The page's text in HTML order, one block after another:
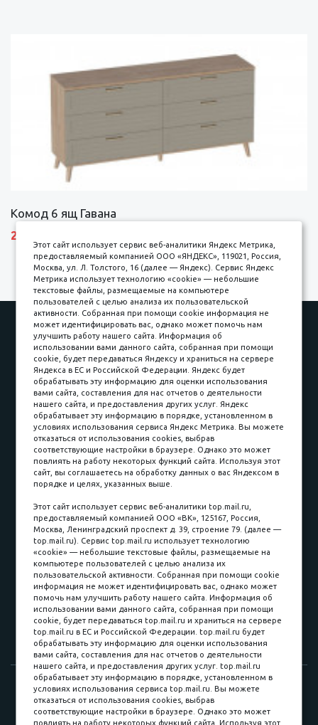
Комод 6 ящ Гавана
27690 р.
Наши работы
Оплата
Доставка и сборка
Гарантии
Карьера в компании
Контакты
Принимаем к оплате
Наличные
пл. Соляная, 6, стр. 16
8 (3822) 60-70-30
8 (3822) 50-39-09
8 (3822) 22-77-68
8 (3822) 50-48-50
8 (3822) 65-42-10
© 2015-2026. Компания «Мебельный куб».
ИП Саворенко Валерий Александрович. Россия, г. Томск, пл.
Соляная, 6 стр. 16, Цокольный этаж
Этот сайт использует сервис веб-аналитики Яндекс Метрика,
предоставляемый компанией ООО «ЯНДЕКС», 119021, Россия,
Москва, ул. Л. Толстого, 16 (далее — Яндекс). Сервис Яндекс
Метрика использует технологию «cookie» — небольшие
текстовые файлы, размещаемые на компьютере
пользователей с целью анализа их пользовательской
активности. Собранная при помощи cookie информация не
может идентифицировать вас, однако может помочь нам
улучшить работу нашего сайта. Информация об
использовании вами данного сайта, собранная при помощи
cookie, будет передаваться Яндексу и храниться на сервере
Яндекса в ЕС и Российской Федерации. Яндекс будет
обрабатывать эту информацию для оценки использования
вами сайта, составления для нас отчетов о деятельности
нашего сайта, и предоставления других услуг. Яндекс
обрабатывает эту информацию в порядке, установленном в
условиях использования сервиса Яндекс Метрика. Вы можете
отказаться от использования cookies, выбрав
соответствующие настройки в браузере. Однако это может
повлиять на работу некоторых функций сайта. Используя этот
сайт, вы соглашаетесь на обработку данных о вас Яндексом в
порядке и целях, указанных выше.
Этот сайт использует сервис веб-аналитики top.mail.ru,
предоставляемый компанией ООО «ВК», 125167, Россия,
Москва, Ленинградский проспект д. 39, строение 79. (далее —
top.mail.ru). Сервис top.mail.ru использует технологию
«cookie» — небольшие текстовые файлы, размещаемые на
компьютере пользователей с целью анализа их
пользовательской активности. Собранная при помощи cookie
информация не может идентифицировать вас, однако может
помочь нам улучшить работу нашего сайта. Информация об
использовании вами данного сайта, собранная при помощи
cookie, будет передаваться top.mail.ru и храниться на сервере
top.mail.ru в ЕС и Российской Федерации. top.mail.ru будет
обрабатывать эту информацию для оценки использования
вами сайта, составления для нас отчетов о деятельности
нашего сайта, и предоставления других услуг. top.mail.ru
обрабатывает эту информацию в порядке, установленном в
условиях использования сервиса top.mail.ru. Вы можете
отказаться от использования cookies, выбрав
соответствующие настройки в браузере. Однако это может
повлиять на работу некоторых функций сайта. Используя этот